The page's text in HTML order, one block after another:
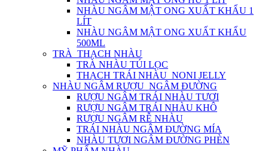
NHÀU NGÂM MẬT ONG XUẤT KHẨU 1
LÍT
NHÀU NGÂM MẬT ONG XUẤT KHẨU
500ML
TRÀ_THẠCH NHÀU
TRÀ NHÀU TÚI LỌC
THẠCH TRÁI NHÀU_NONI JELLY
NHÀU NGÂM RƯỢU_NGÂM ĐƯỜNG
RƯỢU NGÂM TRÁI NHÀU TƯƠI
RƯỢU NGÂM TRÁI NHÀU KHÔ
RƯỢU NGÂM RỄ NHÀU
TRÁI NHÀU NGÂM ĐƯỜNG MÍA
NHÀU TƯƠI NGÂM ĐƯỜNG PHÈN